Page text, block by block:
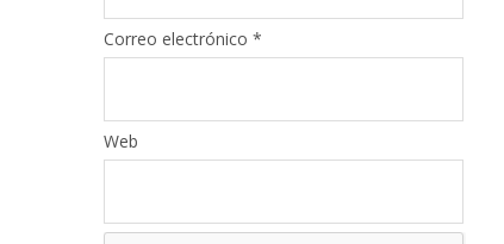
Correo electrónico *
Web